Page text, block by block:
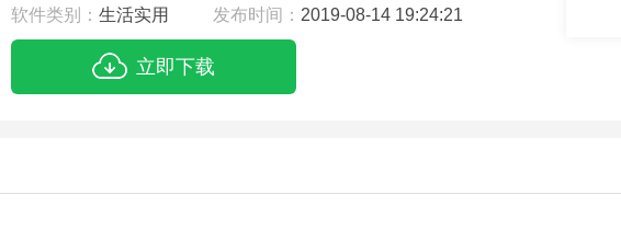
软件类别： 生活实用 发布时间： 2019-08-14 19:24:21
立即下载